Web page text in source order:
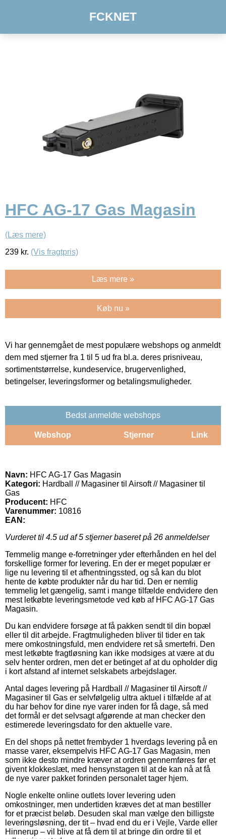
FCKNET
HFC AG-17 Gas Magasin
(Læs mere)
239 kr. (Vis fragtpris)
Læs mere »
Køb nu »
Vi har gennemgået de mest populære webshops og anmeldt
dem med stjerner fra 1 til 5 ud fra bl.a. deres prisniveau,
sortimentstørrelse, kundeservice, brugervenlighed,
betingelser, leveringsformer og betalingsmuligheder.
Bedst anmeldte webshops
Webshop Stjerner Link
Navn: HFC AG-17 Gas Magasin
Kategori: Hardball // Magasiner til Airsoft // Magasiner til
Gas
Producent: HFC
Varenummer: 10816
EAN:
Vurderet til 4.5 ud af 5 stjerner baseret på 26 anmeldelser
Temmelig mange e-forretninger yder efterhånden en hel del
forskellige former for levering. En der er meget populær er
lige nu levering til et afhentningssted, og så kan du blot
hente de købte produkter når du har tid. Den er nemlig
temmelig let gængelig, samt i mange tilfælde endvidere den
mest letkøbte leveringsmetode ved køb af HFC AG-17 Gas
Magasin.
Du kan endvidere forsøge at få pakken sendt til din bopæl
eller til dit arbejde. Fragtmuligheden bliver til tider en tak
mere omkostningsfuld, men endvidere ret så smertefri. Den
mest letkøbte fragtløsning kan ikke modsiges at være at du
selv henter ordren, men det er betinget af at du opholder dig
i kort afstand af internet selskabets arbejdslager.
Antal dages levering på Hardball // Magasiner til Airsoft //
Magasiner til Gas er selvfølgelig ultra aktuel i tilfælde af at
du har behov for dine nye varer inden for få dage, så med
det formål er det selvsagt afgørende at man checker den
estimerede leveringsdato for den aktuelle vare.
En del shops på nettet frembyder 1 hverdags levering på en
masse varer, eksempelvis HFC AG-17 Gas Magasin, men
som ikke desto mindre kræver at ordren gennemføres før et
givent klokkeslæt, med hensynstagen til at de kan nå at få
de nye varer pakket forinden personalet tager hjem.
Nogle enkelte online outlets lover levering uden
omkostninger, men undertiden kræves det at man bestiller
for et præcist beløb. Desuden skal man vælge den billigste
leveringsløsning, der tit – hvad end du er i Vejle, Varde eller
Hinnerup – vil blive at få dem til at bringe din ordre til et